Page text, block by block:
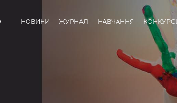
НОВИНИ ЖУРНАЛ НАВЧАННЯ